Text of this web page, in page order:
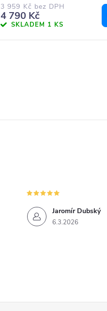
3 959 Kč bez DPH
4 790 Kč
SKLADEM 1 KS
Jaromír Dubský
6.3.2026